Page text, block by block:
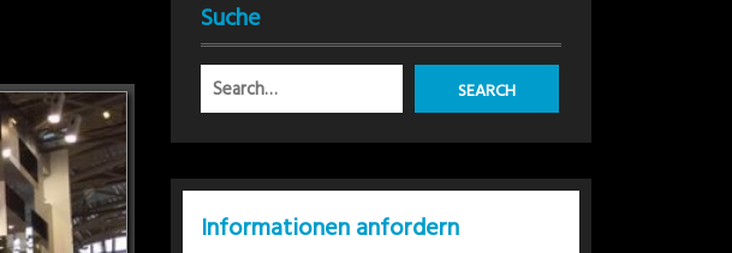
Suche
Informationen anfordern